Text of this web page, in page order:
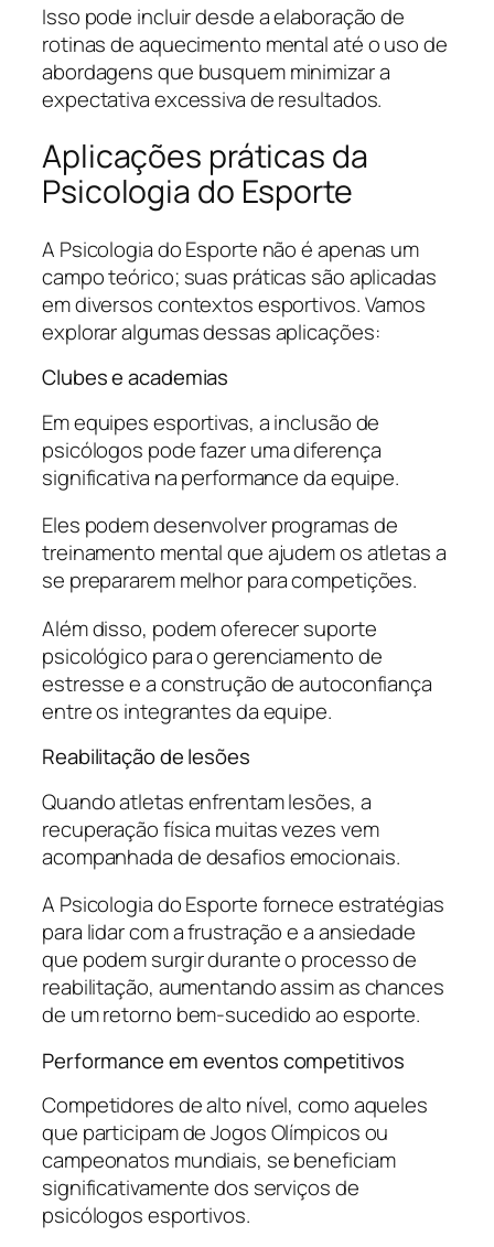
Isso pode incluir desde a elaboração de
rotinas de aquecimento mental até o uso de
abordagens que busquem minimizar a
expectativa excessiva de resultados.
Aplicações práticas da
Psicologia do Esporte
A Psicologia do Esporte não é apenas um
campo teórico; suas práticas são aplicadas
em diversos contextos esportivos. Vamos
explorar algumas dessas aplicações:
Clubes e academias
Em equipes esportivas, a inclusão de
psicólogos pode fazer uma diferença
significativa na performance da equipe.
Eles podem desenvolver programas de
treinamento mental que ajudem os atletas a
se prepararem melhor para competições.
Além disso, podem oferecer suporte
psicológico para o gerenciamento de
estresse e a construção de autoconfiança
entre os integrantes da equipe.
Reabilitação de lesões
Quando atletas enfrentam lesões, a
recuperação física muitas vezes vem
acompanhada de desafios emocionais.
A Psicologia do Esporte fornece estratégias
para lidar com a frustração e a ansiedade
que podem surgir durante o processo de
reabilitação, aumentando assim as chances
de um retorno bem-sucedido ao esporte.
Performance em eventos competitivos
Competidores de alto nível, como aqueles
que participam de Jogos Olímpicos ou
campeonatos mundiais, se beneficiam
significativamente dos serviços de
psicólogos esportivos.